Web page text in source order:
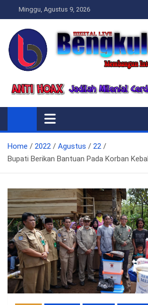
to
content
Minggu, Agustus 9, 2026
Bengkulupost.id
Home 2022 Agustus
22
Bupati Berikan Bantuan Pada Korban